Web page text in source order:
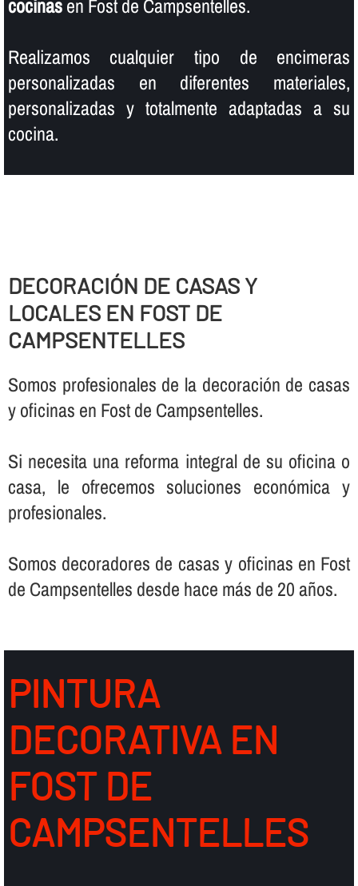
cocinasen Fost de Campsentelles.
Realizamos cualquier tipo de encimeras
personalizadas en diferentes materiales,
personalizadas y totalmente adaptadas a su
cocina.
DECORACIÓN DE CASAS Y
LOCALES EN FOST DE
CAMPSENTELLES
Somos profesionales de la decoración de casas
y oficinas en Fost de Campsentelles.
Si necesita una reforma integral de su oficina o
casa, le ofrecemos soluciones económica y
profesionales.
Somos decoradores de casas y oficinas en Fost
de Campsentelles desde hace más de 20 años.
PINTURA
DECORATIVA EN
FOST DE
CAMPSENTELLES